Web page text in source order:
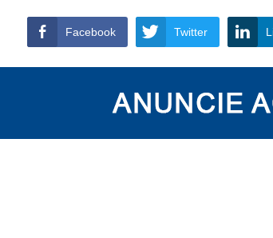
Facebook Twitter